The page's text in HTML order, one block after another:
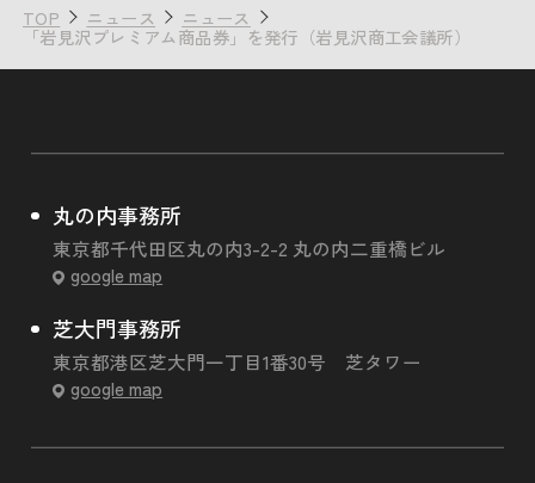
TOP ニュース ニュース
「岩見沢プレミアム商品券」を発行（岩見沢商工会議所）
丸の内事務所
東京都千代田区丸の内3-2-2 丸の内二重橋ビル
google map
芝大門事務所
東京都港区芝大門一丁目1番30号 芝タワー
google map